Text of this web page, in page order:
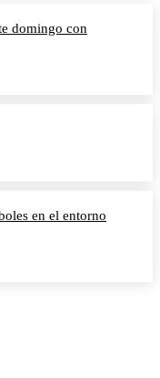
domingo con
en el entorno